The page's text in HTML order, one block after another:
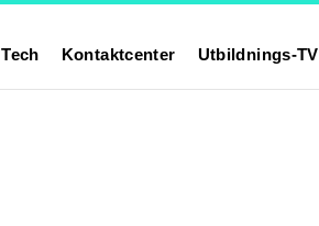
Tech Kontaktcenter Utbildnings-TV